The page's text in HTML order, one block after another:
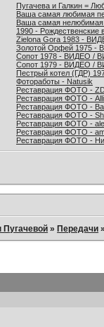
Пугачева и Галкин =
Ваша самая любимая
Ваша самая
1990 - Рождественские
Zielona Gora 1983 -
Золотой Орфей 1975 -
Сопот 1978 - ВИДЕО /
Сопот 1979 - ВИДЕО /
Пестрый котел (ГДР)
Фотоработы - Natusik
Реставрация ФОТО -
Реставрация ФОТО -
Реставрация ФОТО -
Реставрация ФОТО -
Реставрация ФОТО -
Реставрация ФОТО -
Реставрация ФОТО -
»Передачи